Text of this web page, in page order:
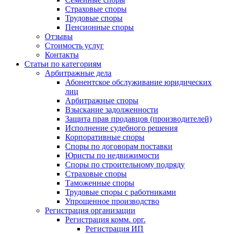
Страховые споры
Трудовые споры
Пенсионные споры
Отзывы
Стоимость услуг
Контакты
Статьи по категориям
Арбитражные дела
Абонентское обслуживание юридических
лиц
Арбитражные споры
Взыскание задолженности
Защита прав продавцов (производителей)
Исполнение судебного решения
Корпоративные споры
Споры по договорам поставки
Юристы по недвижимости
Споры по строительному подряду
Страховые споры
Таможенные споры
Трудовые споры с работниками
Упрощенное производство
Регистрация организации
Регистрация комм. орг.
Регистрация ИП